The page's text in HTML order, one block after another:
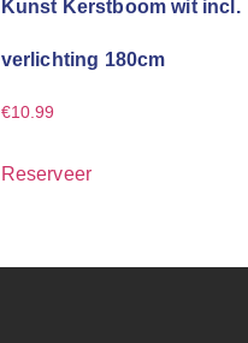
Kunst Kerstboom wit incl.
verlichting 180cm
€10.99
Reserveer